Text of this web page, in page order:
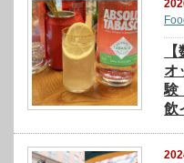
オ
験
飲